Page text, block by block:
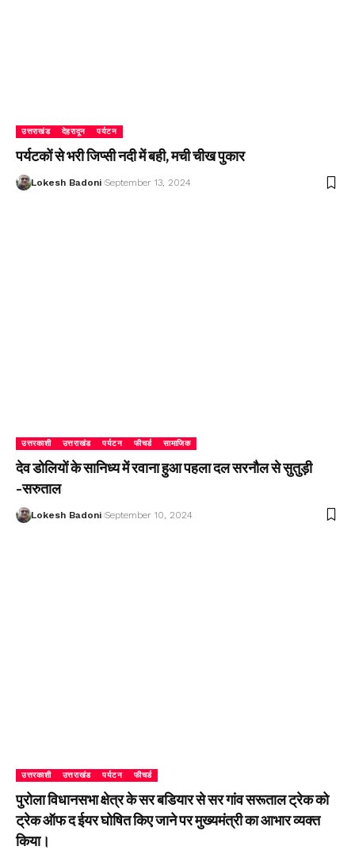
उत्तराखंड देहरादून पर्यटन
पर्यटकों से भरी जिप्सी नदी में बही, मची चीख पुकार
Lokesh Badoni September 13, 2024
उत्तरकाशी उत्तराखंड पर्यटन फीचर्ड सामाजिक
देव डोलियों के सानिध्य में रवाना हुआ पहला दल सरनौल से सुतुड़ी
-सरुताल
Lokesh Badoni September 10, 2024
उत्तरकाशी उत्तराखंड पर्यटन फीचर्ड
पुरोला विधानसभा क्षेत्र के सर बडियार से सर गांव सरूताल ट्रेक को
ट्रेक ऑफ द ईयर घोषित किए जाने पर मुख्यमंत्री का आभार व्यक्त
किया।